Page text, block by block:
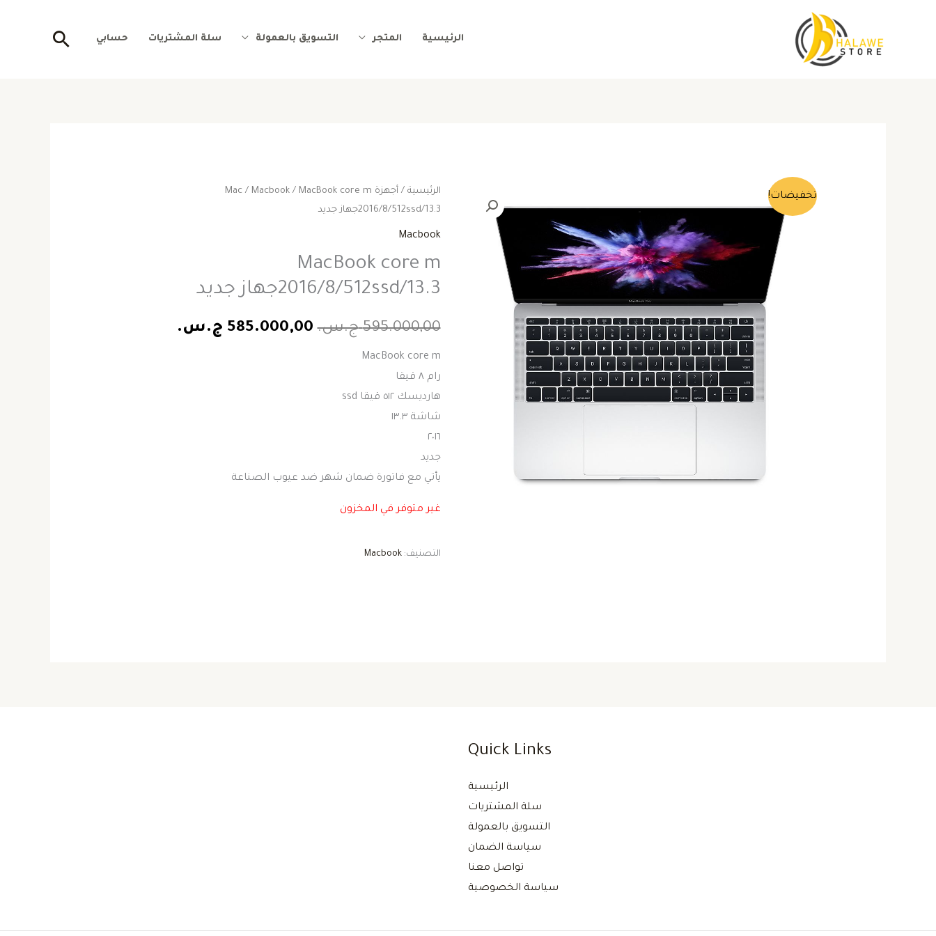
الرئيسية المتجر التسويق بالعمولة سلة المشتريات حسابي البحث
تخفيضات! الرئيسية / أجهزة Mac / Macbook/ MacBook core m
2016/8/512ssd/13.3جهاز جديد
Macbook
MacBook core m
2016/8/512ssd/13.3جهاز جديد
595.000,00 ج.س.
السعر
هو:
595.000,00 ج.س..
585.000,00 ج.س.
MacBook core m
رام ٨ قيقا
هارديسك ٥١٢ قيقا ssd
شاشة ١٣.٣
٢٠١٦
جديد
يأتي مع فاتورة ضمان شهر ضد عيوب الصناعة
غير متوفر في المخزون
التصنيف:Macbook
Quick Links
الرئيسية
سلة المشتريات
التسويق بالعمولة
سياسة الضمان
تواصل معنا
سياسة الخصوصية